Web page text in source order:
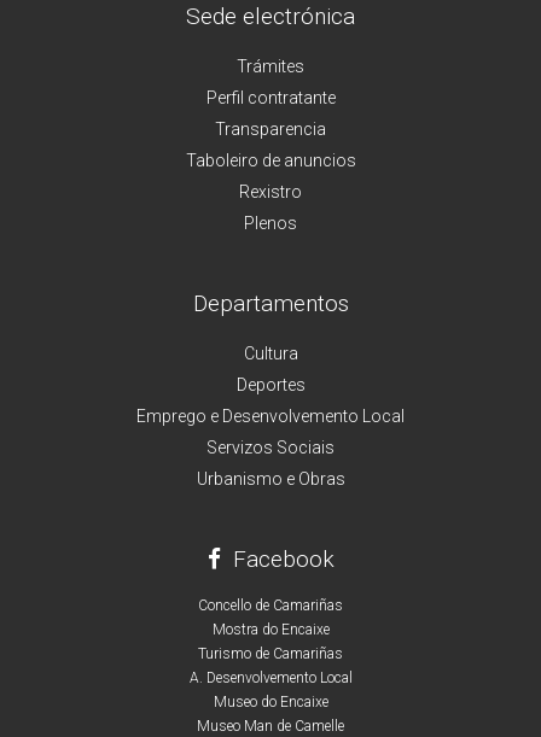
Sede electrónica
Trámites
Perfil contratante
Transparencia
Taboleiro de anuncios
Rexistro
Plenos
Departamentos
Cultura
Deportes
Emprego e Desenvolvemento Local
Servizos Sociais
Urbanismo e Obras
Facebook
Concello de Camariñas
Mostra do Encaixe
Turismo de Camariñas
A. Desenvolvemento Local
Museo do Encaixe
Museo Man de Camelle